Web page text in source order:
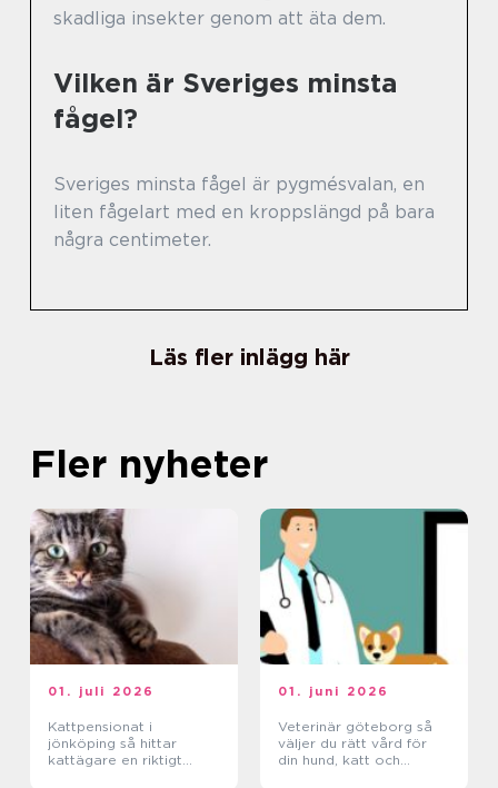
skadliga insekter genom att äta dem.
Vilken är Sveriges minsta
fågel?
Sveriges minsta fågel är pygmésvalan, en
liten fågelart med en kroppslängd på bara
några centimeter.
Läs fler inlägg här
Fler nyheter
01. juli 2026
Kattpensionat i
jönköping så hittar
kattägare en riktigt
01. juni 2026
Veterinär göteborg så
väljer du rätt vård för
din hund, katt och